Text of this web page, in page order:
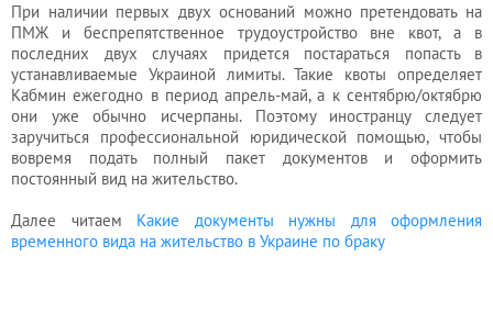
При наличии первых двух оснований можно претендовать на
ПМЖ и беспрепятственное трудоустройство вне квот, а в
последних двух случаях придется постараться попасть в
устанавливаемые Украиной лимиты. Такие квоты определяет
Кабмин ежегодно в период апрель-май, а к сентябрю/октябрю
они уже обычно исчерпаны. Поэтому иностранцу следует
заручиться профессиональной юридической помощью, чтобы
вовремя подать полный пакет документов и оформить
постоянный вид на жительство.
Далее читаем Какие документы нужны для оформления
временного вида на жительство в Украине по браку